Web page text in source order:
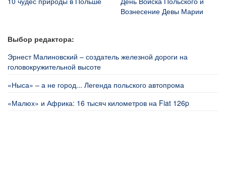
Вознесение Девы Марии
Выбор редактора:
Эрнест Малиновский – создатель железной дороги на
головокружительной высоте
«Ныса» – а не город... Легенда польского автопрома
«Малюх» и Африка: 16 тысяч километров на Fiat 126p